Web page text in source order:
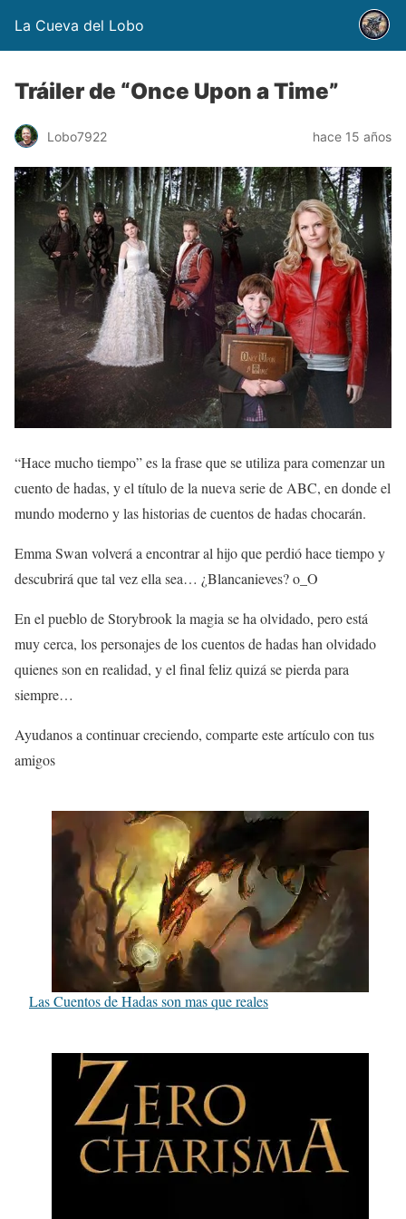
La Cueva del Lobo
Tráiler de “Once Upon a Time”
Lobo7922 hace 15 años
“Hace mucho tiempo” es la frase que se utiliza para comenzar un
cuento de hadas, y el título de la nueva serie de ABC, en donde el
mundo moderno y las historias de cuentos de hadas chocarán.
Emma Swan volverá a encontrar al hijo que perdió hace tiempo y
descubrirá que tal vez ella sea… ¿Blancanieves? o_O
En el pueblo de Storybrook la magia se ha olvidado, pero está
muy cerca, los personajes de los cuentos de hadas han olvidado
quienes son en realidad, y el final feliz quizá se pierda para
siempre…
Ayudanos a continuar creciendo, comparte este artículo con tus
amigos
Las Cuentos de Hadas son mas que reales